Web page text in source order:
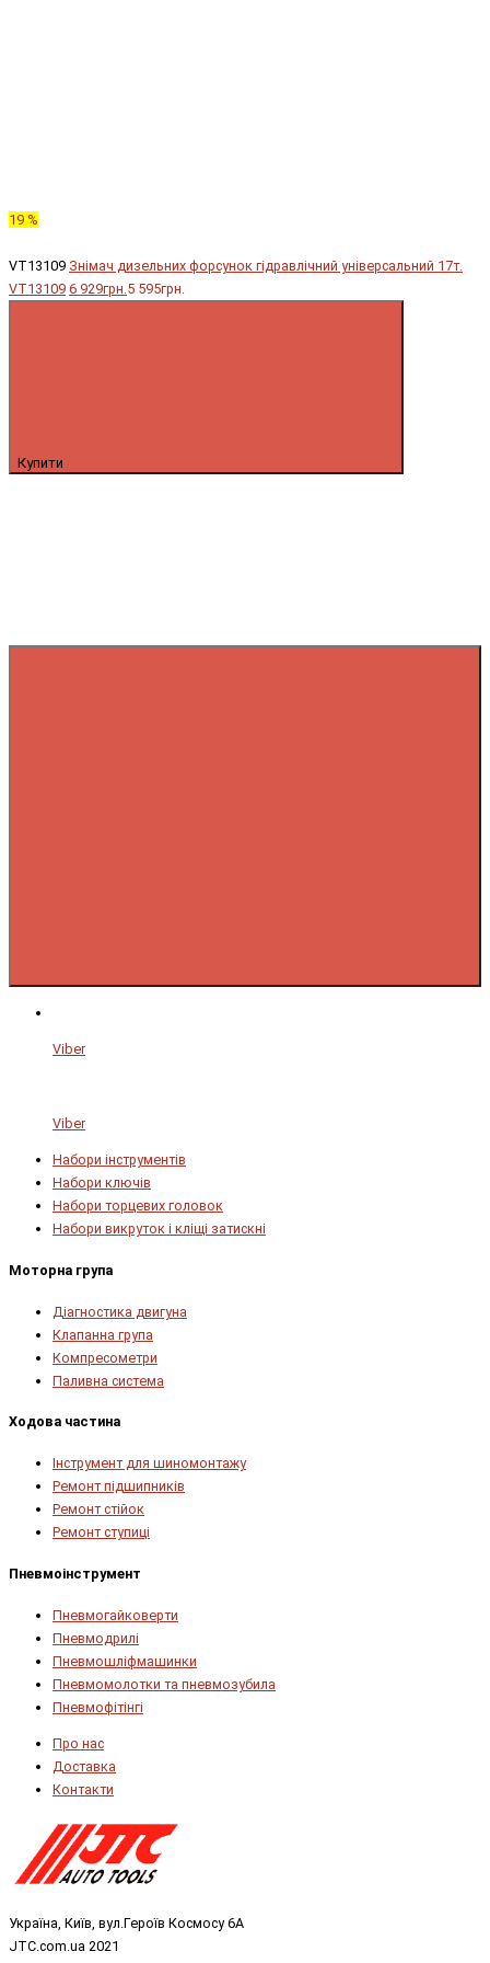
19 %
VT13109 Знімач дизельних форсунок гідравлічний універсальний 17т.
VT13109 6 929грн.5 595грн.
Купити
Viber
Viber
Набори інструментів
Набори ключів
Набори торцевих головок
Набори викруток і кліщі затискні
Моторна група
Діагностика двигуна
Клапанна група
Компресометри
Паливна система
Ходова частина
Інструмент для шиномонтажу
Ремонт підшипників
Ремонт стійок
Ремонт ступиці
Пневмоінструмент
Пневмогайковерти
Пневмодрилі
Пневмошліфмашинки
Пневмомолотки та пневмозубила
Пневмофітінгі
Про нас
Доставка
Контакти
Україна, Київ, вул.Героїв Космосу 6А
JTC.com.ua 2021